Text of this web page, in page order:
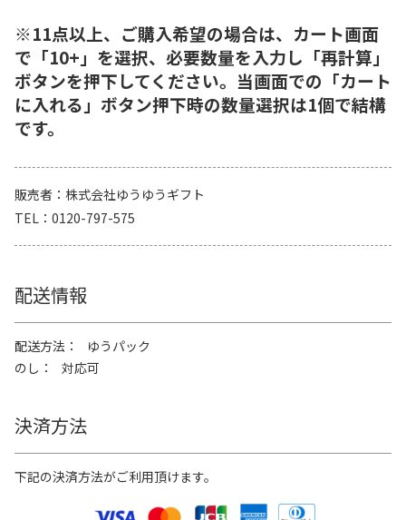
※11点以上、ご購入希望の場合は、カート画面
で「10+」を選択、必要数量を入力し「再計算」
ボタンを押下してください。当画面での「カート
に入れる」ボタン押下時の数量選択は1個で結構
です。
販売者
株式会社ゆうゆうギフト
TEL
0120-797-575
配送情報
配送方法
ゆうパック
のし
対応可
決済方法
下記の決済方法がご利用頂けます。